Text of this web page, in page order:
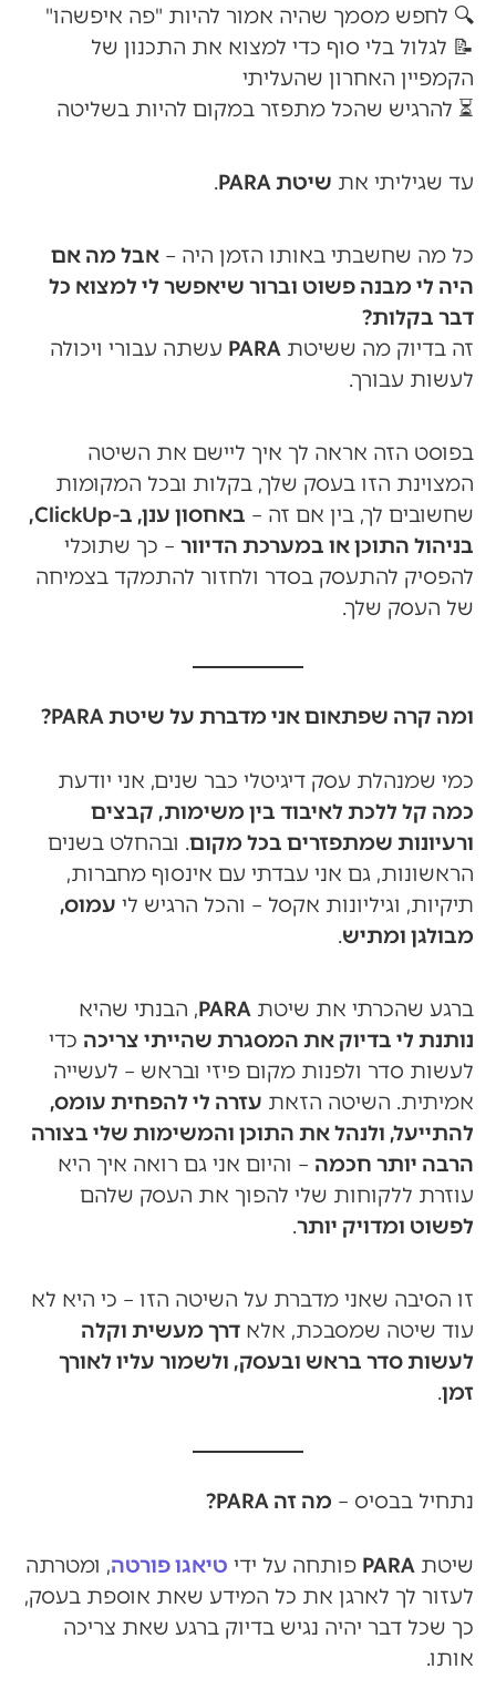
🔍 לחפש מסמך שהיה אמור להיות "פה איפשהו"
📝 לגלול בלי סוף כדי למצוא את התכנון של
הקמפיין האחרון שהעליתי
⏳ להרגיש שהכל מתפזר במקום להיות בשליטה
עד שגיליתי את שיטת PARA .
כל מה שחשבתי באותו הזמן היה – אבל מה אם
היה לי מבנה פשוט וברור שיאפשר לי למצוא כל
דבר בקלות?
זה בדיוק מה ששיטת PARA עשתה עבורי ויכולה
לעשות עבורך.
בפוסט הזה אראה לך איך ליישם את השיטה
המצוינת הזו בעסק שלך, בקלות ובכל המקומות
שחשובים לך, בין אם זה –
באחסון ענן, ב-ClickUp,
בניהול התוכן או במערכת הדיוור – כך שתוכלי
להפסיק להתעסק בסדר ולחזור להתמקד בצמיחה
של העסק שלך.
ומה קרה שפתאום אני מדברת על שיטת PARA?
כמי שמנהלת עסק דיגיטלי כבר שנים, אני יודעת
כמה קל ללכת לאיבוד בין משימות, קבצים
ורעיונות שמתפזרים בכל מקום. ובהחלט בשנים
הראשונות, גם אני עבדתי עם אינסוף מחברות,
תיקיות, וגיליונות אקסל – והכל הרגיש לי עמוס,
מבולגן ומתיש.
ברגע שהכרתי את שיטת PARA, הבנתי שהיא
נותנת לי בדיוק את המסגרת שהייתי צריכה כדי
לעשות סדר ולפנות מקום פיזי ובראש – לעשייה
אמיתית. השיטה הזאת עזרה לי להפחית עומס,
להתייעל, ולנהל את התוכן והמשימות שלי בצורה
הרבה יותר חכמה – והיום אני גם רואה איך היא
עוזרת ללקוחות שלי להפוך את העסק שלהם
לפשוט ומדויק יותר.
זו הסיבה שאני מדברת על השיטה הזו – כי היא לא
עוד שיטה שמסבכת, אלא דרך מעשית וקלה
לעשות סדר בראש ובעסק, ולשמור עליו לאורך
זמן.
נתחיל בבסיס – מה זה PARA?
שיטת PARA פותחה על ידי טיאגו פורטה, ומטרתה
לעזור לך לארגן את כל המידע שאת אוספת בעסק,
כך שכל דבר יהיה נגיש בדיוק ברגע שאת צריכה
אותו.